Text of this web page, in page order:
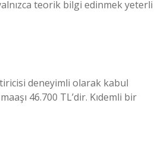
teorik bilgi edinmek yeterli
deneyimli olarak kabul
46.700 TL’dir. Kıdemli bir